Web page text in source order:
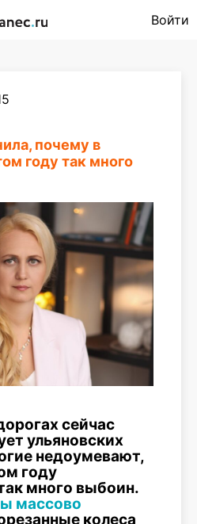
Войти
почему в
году так много
сейчас
ульяновских
недоумевают,
году
много выбоин.
массово
колеса